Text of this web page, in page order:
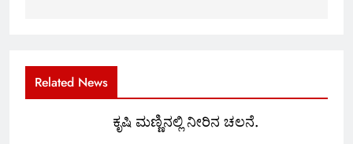
Related News
ಕೃಷಿ ಮಣ್ಣಿನಲ್ಲಿ ನೀರಿನ ಚಲನೆ.